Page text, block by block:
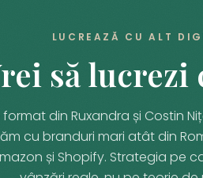
LUCREAZĂ CU ALT
să lucrezi
format din Ruxandra și Costin
cu branduri mari atât din
și Shopify. Strategia pe